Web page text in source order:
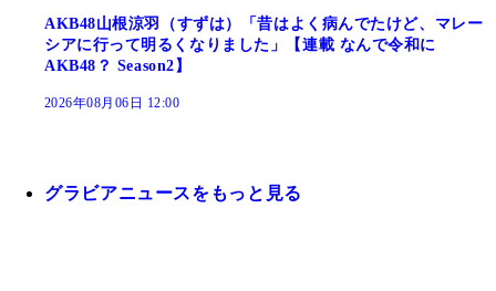
AKB48山根涼羽（すずは）「昔はよく病んでたけど、マレー
シアに行って明るくなりました」【連載 なんで令和に
AKB48？ Season2】
2026年08月06日 12:00
グラビアニュースをもっと見る